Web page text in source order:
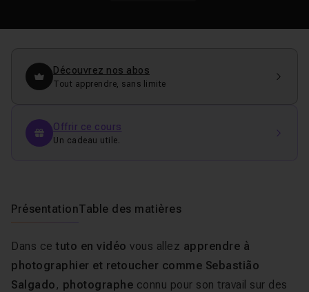
Découvrez nos abos
Tout apprendre, sans limite
Offrir ce cours
Un cadeau utile.
PrésentationTable des matières
Dans ce tuto en vidéo vous allez apprendre à
photographier et retoucher comme Sebastião
Salgado , photographe connu pour son travail sur des